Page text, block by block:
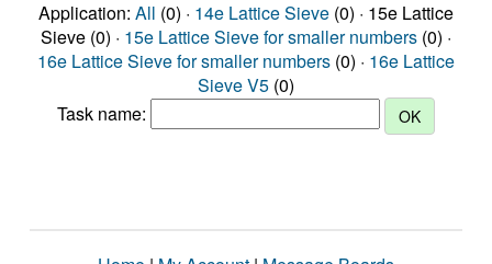
Application: All (0) · 14e Lattice Sieve (0) · 15e Lattice
Sieve (0) · 15e Lattice Sieve for smaller numbers (0) ·
16e Lattice Sieve for smaller numbers (0) · 16e Lattice
Sieve V5 (0)
Task name: